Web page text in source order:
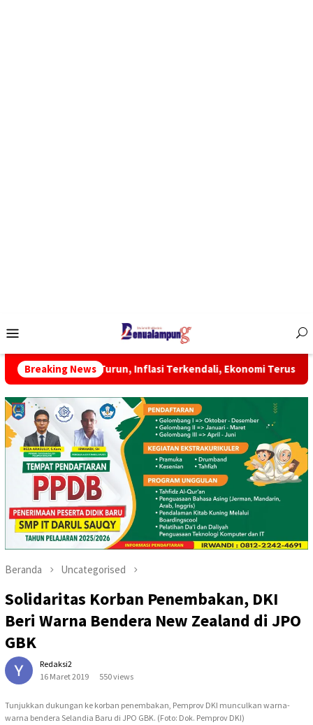
Mobile
Breaking News
Turun, Inflasi Terkendali, Ekonomi Terus Tumbuh
Beranda Uncategorised
Solidaritas Korban Penembakan, DKI
Beri Warna Bendera New Zealand di JPO
GBK
Redaksi2
16 Maret 2019
550 views
Tunjukkan dukungan ke korban penembakan, Pemprov DKI munculkan warna-
warna bendera Selandia Baru di JPO GBK. (Foto: Dok. Pemprov DKI)